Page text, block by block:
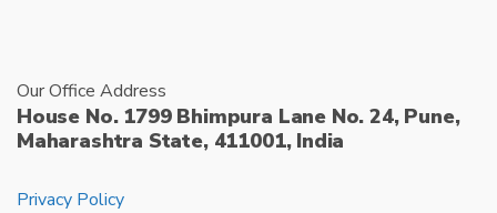
Our Office Address
House No. 1799 Bhimpura Lane No. 24, Pune,
Maharashtra State, 411001, India
Privacy Policy